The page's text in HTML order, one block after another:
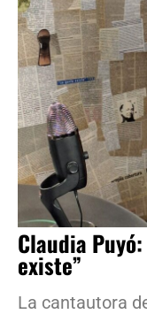
Claudia
existe”
La cantautora